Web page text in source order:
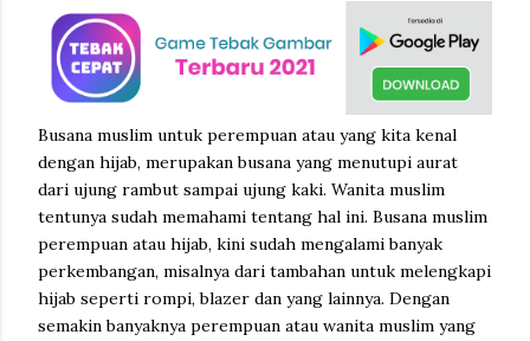
Busana muslim untuk perempuan atau yang kita kenal
dengan hijab, merupakan busana yang menutupi aurat
dari ujung rambut sampai ujung kaki. Wanita muslim
tentunya sudah memahami tentang hal ini. Busana muslim
perempuan atau hijab, kini sudah mengalami banyak
perkembangan, misalnya dari tambahan untuk melengkapi
hijab seperti rompi, blazer dan yang lainnya. Dengan
semakin banyaknya perempuan atau wanita muslim yang